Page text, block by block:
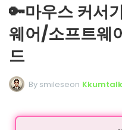
🔑마우스 커서
웨어/소프트웨
드
By smileseon Kkumtalk